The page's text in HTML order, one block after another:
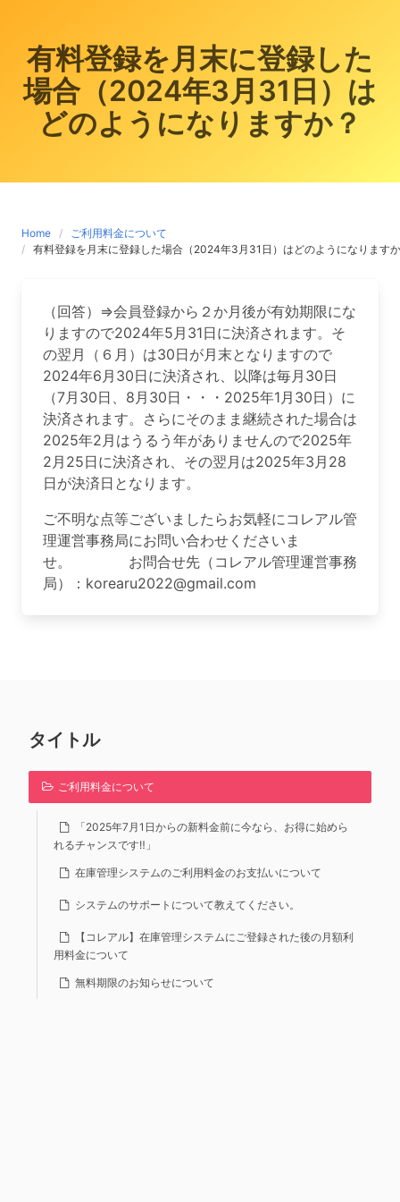
有料登録を月末に登録した
場合（2024年3月31日）は
どのようになりますか？
Home
ご利用料金について
有料登録を月末に登録した場合（2024年3月31日）はどのようになります
（回答）⇒会員登録から２か月後が有効期限にな
りますので2024年5月31日に決済されます。そ
の翌月（６月）は30日が月末となりますので
2024年6月30日に決済され、以降は毎月30日
（7月30日、8月30日・・・2025年1月30日）に
決済されます。さらにそのまま継続された場合は
2025年2月はうるう年がありませんので2025年
2月25日に決済され、その翌月は2025年3月28
日が決済日となります。
ご不明な点等ございましたらお気軽にコレアル管
理運営事務局にお問い合わせくださいま
せ。 お問合せ先（コレアル管理運営事務
局）： korearu2022@gmail.com
タイトル
ご利用料金について
「2025年7月1日からの新料金前に今なら、お得に始めら
れるチャンスです‼」
在庫管理システムのご利用料金のお支払いについて
システムのサポートについて教えてください。
【コレアル】在庫管理システムにご登録された後の月額利
用料金について
無料期限のお知らせについて